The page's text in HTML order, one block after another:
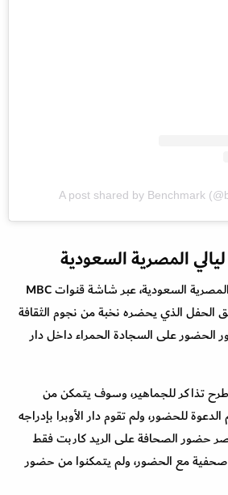
A post shared by Benchmark
المصرية السعودية
يعرض أول حفلات الليالي المصرية السعودية، عبر شاشة قنوات MBC
الحفل الذي يحضره نخبة من نجوم الثقافة
الحضور على السجادة الحمراء داخل دار
تذاكر للجماهير، وسوف يتمكن من
للحضور، ولم تقوم دار الأوبرا بإدراجه
حضور الصحافة على الريد كاربت فقط
صحفية مع الحضور، ولم يتمكنوا من حضور